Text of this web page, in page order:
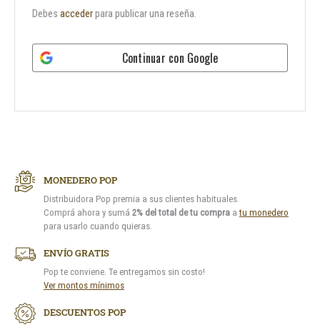
Debesaccederpara publicar una reseña.
Continuar con Google
MONEDERO POP
Distribuidora Pop premia a sus clientes habituales.
Comprá ahora y sumá 2% del total de tu compra atu monedero
para usarlo cuando quieras.
ENVÍO GRATIS
Pop te conviene. Te entregamos sin costo!
Ver montos mínimos
DESCUENTOS POP